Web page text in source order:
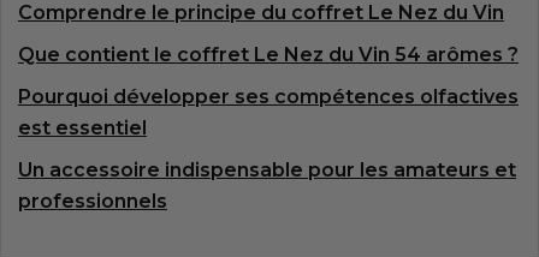
Comprendre le principe du coffret Le Nez du Vin
Que contient le coffret Le Nez du Vin 54 arômes ?
Pourquoi développer ses compétences olfactives
est essentiel
Un accessoire indispensable pour les amateurs et
professionnels